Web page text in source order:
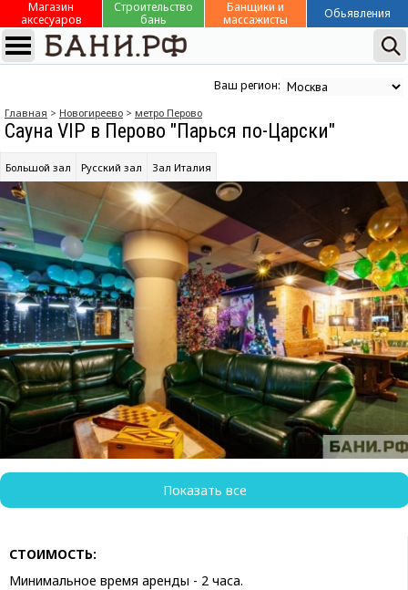
Магазин
аксесуаров
Строительство
бань
Банщики и
массажисты
Обьявления
Ваш регион:
Главная > Новогиреево > метро Перово
Сауна VIP в Перово "Парься по-Царски"
Большой зал Русский зал Зал Италия
Показать все
СТОИМОСТЬ:
Минимальное время аренды - 2 часа.